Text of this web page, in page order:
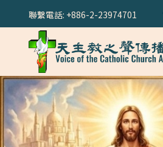
聯繫電話: +886-2-23974701